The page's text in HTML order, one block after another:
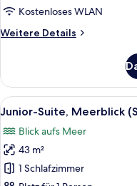
Kostenloses WLAN
Weitere Details
Weitere
(Coya
Selva)
Alle
Fotos
für
Junior-
Suite,
10
Junior-Suite, Meerblick
Blick aufs Meer
43 m²
1 Schlafzimmer